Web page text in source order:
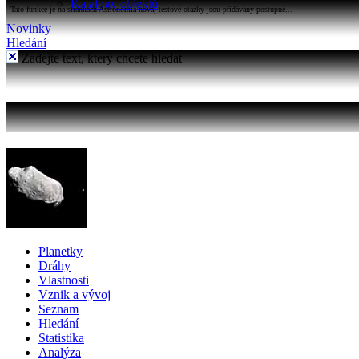
Katalogy objektů
Tato funkce je na stránkách Astronomia nová, testové otázky jsou přidávány postupně...
Novinky
Hledání
Zadejte text, který chcete hledat
Planetky
Dráhy
Vlastnosti
Vznik a vývoj
Seznam
Hledání
Statistika
Analýza